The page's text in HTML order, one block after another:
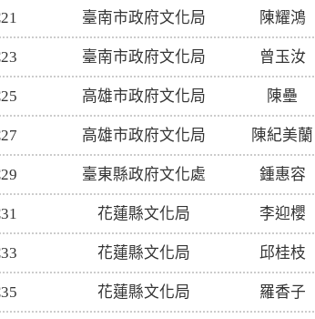
臺南市政府文化局 陳耀鴻
臺南市政府文化局 曾玉汝
高雄市政府文化局 陳壘
高雄市政府文化局 陳紀美蘭
臺東縣政府文化處 鍾惠容
花蓮縣文化局 李迎櫻
花蓮縣文化局 邱桂枝
花蓮縣文化局 羅香子